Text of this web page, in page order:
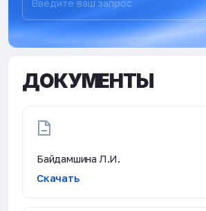
ДОКУМЕНТЫ
Байдамшина Л.И.
Скачать